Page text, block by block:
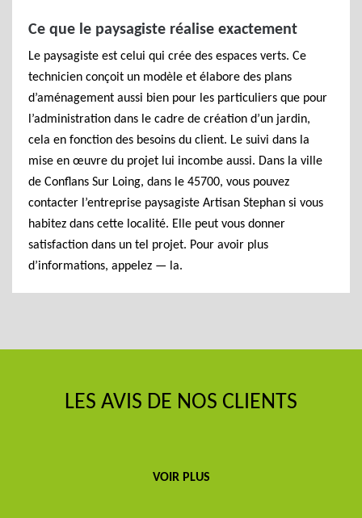
Ce que le paysagiste réalise exactement
Le paysagiste est celui qui crée des espaces verts. Ce
technicien conçoit un modèle et élabore des plans
d’aménagement aussi bien pour les particuliers que pour
l’administration dans le cadre de création d’un jardin,
cela en fonction des besoins du client. Le suivi dans la
mise en œuvre du projet lui incombe aussi. Dans la ville
de Conflans Sur Loing, dans le 45700, vous pouvez
contacter l’entreprise paysagiste Artisan Stephan si vous
habitez dans cette localité. Elle peut vous donner
satisfaction dans un tel projet. Pour avoir plus
d’informations, appelez — la.
LES AVIS DE NOS CLIENTS
VOIR PLUS